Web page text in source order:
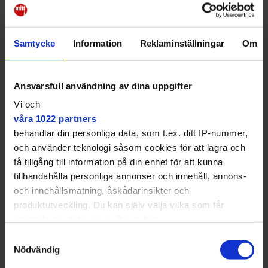
Samtycke Information Reklaminställningar Om
Ansvarsfull användning av dina uppgifter
Vi och
våra 1022 partners
behandlar din personliga data, som t.ex. ditt IP-nummer,
och använder teknologi såsom cookies för att lagra och
få tillgång till information på din enhet för att kunna
tillhandahålla personliga annonser och innehåll, annons-
och innehållsmätning, åskådarinsikter och
produktutveckling. Du kan själv välja vilka som får
Med din tillåtelse skulle vi även vilja:
Nödvändig
Trafikanter på slingriga Näsbyvägen måste förlita sig på dagsljuset för
att få ljus på vägen.
Albin Tingstedt
– Då blev jag konfunderad för normalt sett brukar vi
ha belysning runt om på alla våra stora och centrala
arbetar mycket med trafiksäkerhet, men här var det